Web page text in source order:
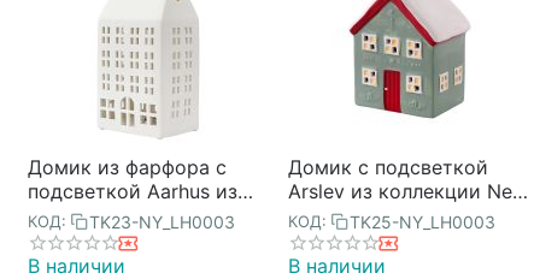
Домик из фарфора с
подсветкой Aarhus из
коллекции New Year
Essential, 26,6 см, Tkano
КОД: TK23-NY_LH0003
В наличии
Домик с подсветкой
Arslev из коллекции New
Year Essential, Tkano
КОД: TK25-NY_LH0003
В наличии